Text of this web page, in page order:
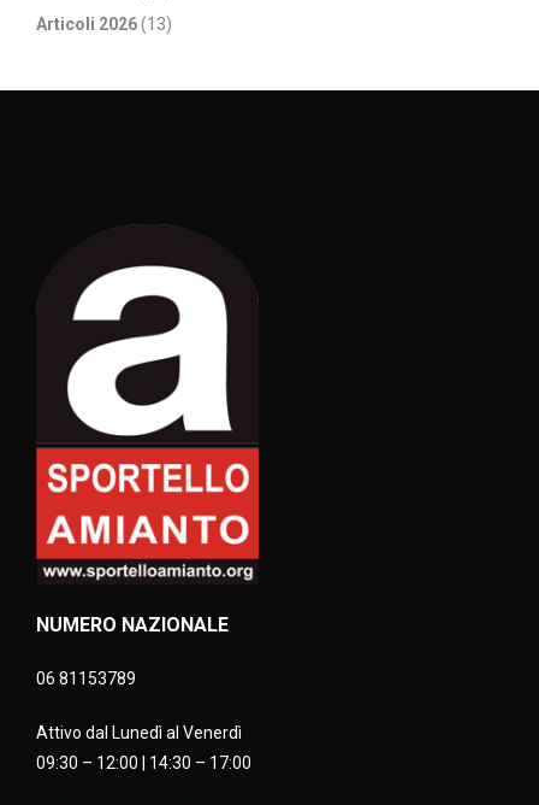
Articoli 2026(13)
NUMERO NAZIONALE
06 81153789
Attivo dal Lunedì al Venerdì
09:30 – 12:00 | 14:30 – 17:00